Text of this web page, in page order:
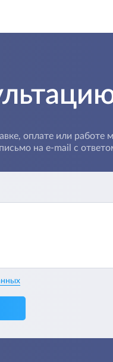
оплате или работе
на e-mail с